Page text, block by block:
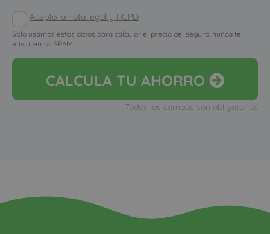
Acepto la nota legal y RGPD
Solo usamos estos datos para calcular el precio del seguro, nunca te
enviaremos SPAM
CALCULA TU AHORRO
Todos los campos son obligatorios